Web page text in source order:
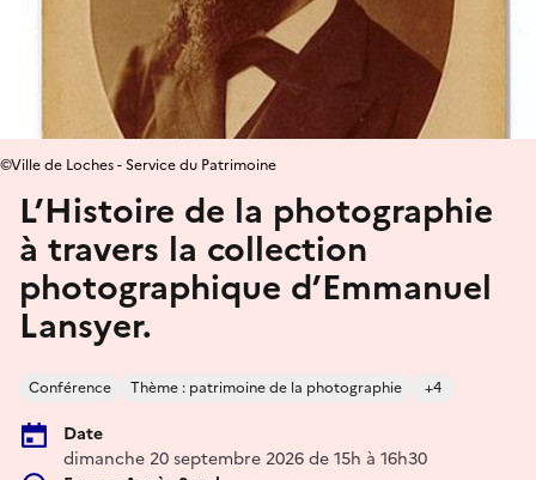
L’Histoire de la photographie
à travers la collection
photographique d’Emmanuel
Lansyer.
Conférence Thème : patrimoine de la photographie +4
Date
dimanche 20 septembre 2026 de 15h à 16h30
©Ville de Loches - Service du Patrimoine